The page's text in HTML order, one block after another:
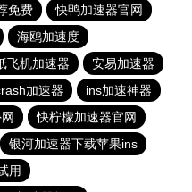
免费
快鸭加速器官网
海鸥加速度
飞机加速器
安易加速器
加速器
ins加速神器
快柠檬加速器官网
银河加速器下载苹果ins
用